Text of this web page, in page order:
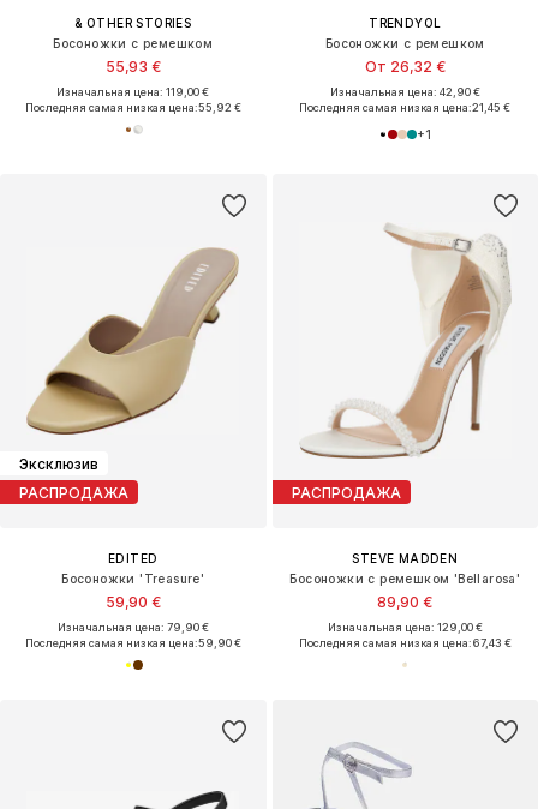
& OTHER STORIES
Босоножки с ремешком
55,93 €
Изначальная цена: 119,00 €
Последняя самая низкая цена:55,92 €
TRENDYOL
Босоножки с ремешком
От 26,32 €
Изначальная цена: 42,90 €
Последняя самая низкая цена:21,45 €
+1
Эксклюзив
РАСПРОДАЖА
EDITED
Босоножки 'Treasure'
59,90 €
Изначальная цена: 79,90 €
Последняя самая низкая цена:59,90 €
РАСПРОДАЖА
STEVE MADDEN
Босоножки с ремешком 'Bellarosa'
89,90 €
Изначальная цена: 129,00 €
Последняя самая низкая цена:67,43 €